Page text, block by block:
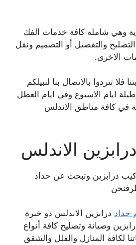
وهي شاملة كافة خدمات الفك
والتفصيل أو التصميم ونقل
الاخرى.
فلا تتردوا بالاتصال بنا لنبيلكم
ساعة وطيلة ايام الاسبوع وفي ايام العطل
في كافة مناطق الاندلس
الاندلس
درابزين وتبحث عن حداد
حداد درابزين الاندلس ذو خبرة
وصيانة وتصليح كافة أنواع
لكافة المنازل والفلل والشقق